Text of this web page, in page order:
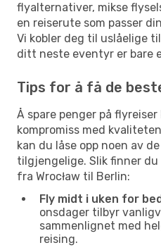
flyalternativer, mikse
en reiserute som passer
Vi kobler deg til uslåelige
ditt neste eventyr er bare
Tips for å få de
Å spare penger på
kompromiss med
kan du låse opp noen av
tilgjengelige. Slik finner
fra Wrocław til Berlin:
Fly midt i uken for
onsdager tilbyr
sammenlignet med
reising.